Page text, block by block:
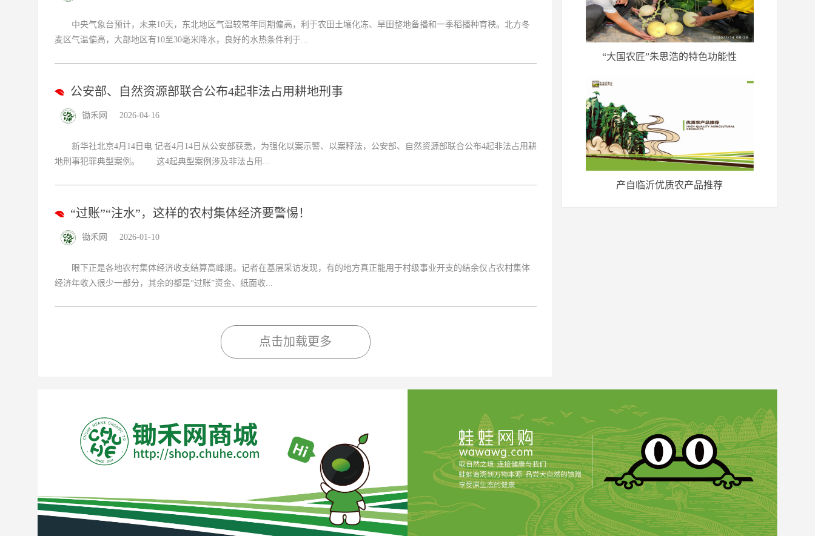
中央气象台预计，未来10天，东北地区气温较常年同期偏高，利于农田土壤化冻、旱田整地备播和一季稻播种育秧。北方冬
麦区气温偏高，大部地区有10至30毫米降水，良好的水热条件利于...
公安部、自然资源部联合公布4起非法占用耕地刑事
锄禾网 2026-04-16
新华社北京4月14日电 记者4月14日从公安部获悉，为强化以案示警、以案释法，公安部、自然资源部联合公布4起非法占用耕
地刑事犯罪典型案例。 这4起典型案例涉及非法占用...
“过账”“注水”，这样的农村集体经济要警惕！
锄禾网 2026-01-10
眼下正是各地农村集体经济收支结算高峰期。记者在基层采访发现，有的地方真正能用于村级事业开支的结余仅占农村集体
经济年收入很少一部分，其余的都是“过账”资金、纸面收...
点击加载更多
“大国农匠”朱思浩的特色功能性
产自临沂优质农产品推荐